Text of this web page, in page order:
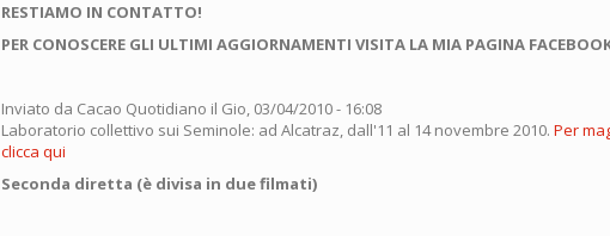
RESTIAMO IN CONTATTO!
PER CONOSCERE GLI ULTIMI AGGIORNAMENTI VISITA LA MIA PAGINA
Inviato da Cacao Quotidiano il Gio, 03/04/2010 - 16:08
Laboratorio collettivo sui Seminole: ad Alcatraz, dall'11 al 14 novembre 2010. Per
clicca qui
Seconda diretta (è divisa in due filmati)